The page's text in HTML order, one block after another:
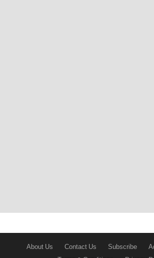
About Us Contact Us Subscribe